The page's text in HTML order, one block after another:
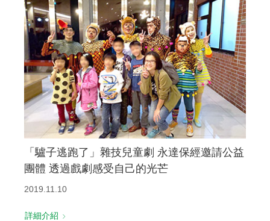
「驢子逃跑了」雜技兒童劇 永達保經邀請公益
團體 透過戲劇感受自己的光芒
2019.11.10
詳細介紹